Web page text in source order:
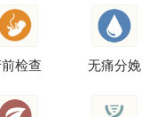
检查 无痛分娩